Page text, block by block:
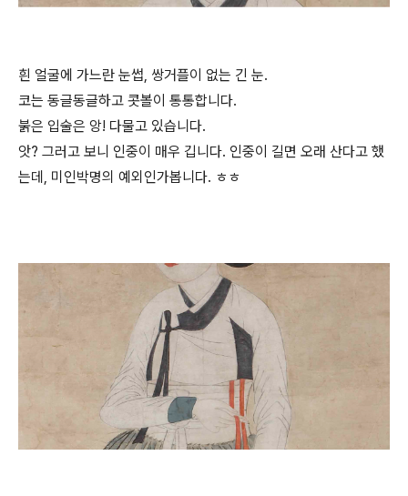
흰 얼굴에 가느란 눈썹, 쌍거플이 없는 긴 눈.
코는 동글동글하고 콧볼이 통통합니다.
붉은 입술은 앙! 다물고 있습니다.
앗? 그러고 보니 인중이 매우 깁니다. 인중이 길면 오래 산다고 했
는데, 미인박명의 예외인가봅니다. ㅎㅎ